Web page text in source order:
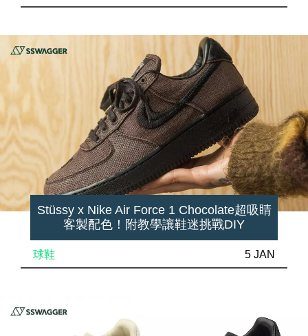
Stüssy x Nike Air Force 1 Chocolate超吸睛
客製配色！附教學讓鞋迷挑戰DIY
球鞋 5 JAN